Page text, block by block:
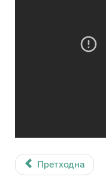
Претходна